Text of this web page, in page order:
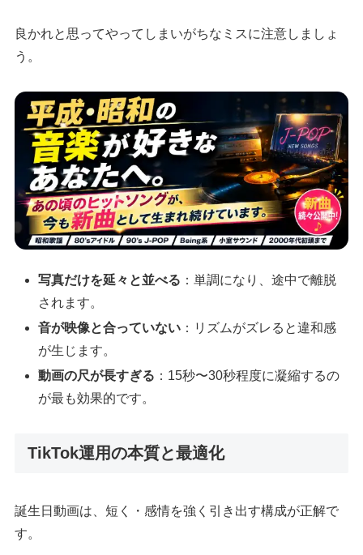
良かれと思ってやってしまいがちなミスに注意しましょ
う。
写真だけを延々と並べる ：単調になり、途中で離脱
されます。
音が映像と合っていない ：リズムがズレると違和感
が生じます。
動画の尺が長すぎる ：15秒〜30秒程度に凝縮するの
が最も効果的です。
TikTok運用の本質と最適化
誕生日動画は、短く・感情を強く引き出す構成が正解で
す。